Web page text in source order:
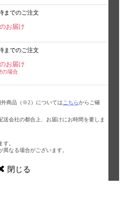
までのご注文
お届け
までのご注文
お届け
場合
商品（※2）については こちらからご確
送会社の都合上、お届けにお時間を要しま
。
なる場合がございます。
閉じる